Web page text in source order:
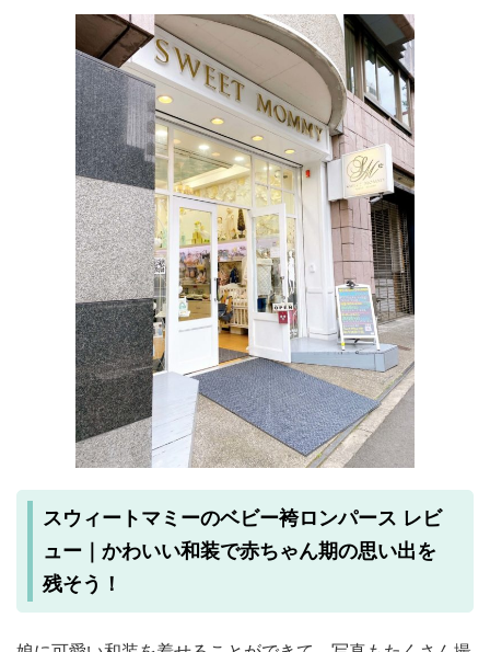
スウィートマミーのベビー袴ロンパース レビ
ュー｜かわいい和装で赤ちゃん期の思い出を
残そう！